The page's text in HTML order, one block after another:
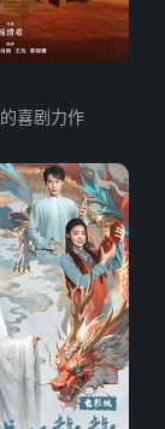
喜剧力作